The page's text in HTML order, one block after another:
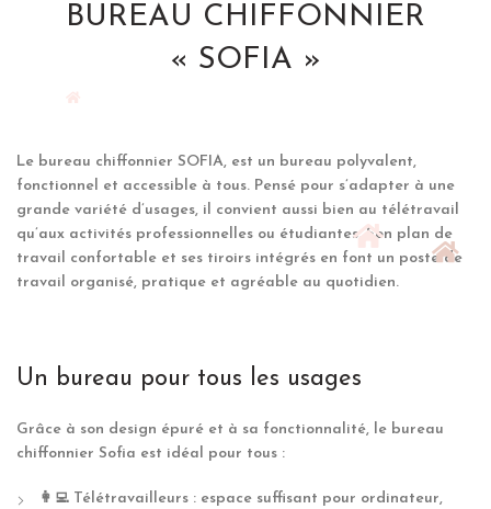
BUREAU CHIFFONNIER
« SOFIA »
Le bureau chiffonnier SOFIA, est un bureau polyvalent,
fonctionnel et accessible à tous. Pensé pour s’adapter à une
grande variété d’usages, il convient aussi bien au télétravail
qu’aux activités professionnelles ou étudiantes. Son plan de
travail confortable et ses tiroirs intégrés en font un poste de
travail organisé, pratique et agréable au quotidien.
Un bureau pour tous les usages
Grâce à son design épuré et à sa fonctionnalité, le bureau
chiffonnier Sofia est idéal pour tous :
👩‍💻 Télétravailleurs : espace suffisant pour ordinateur,